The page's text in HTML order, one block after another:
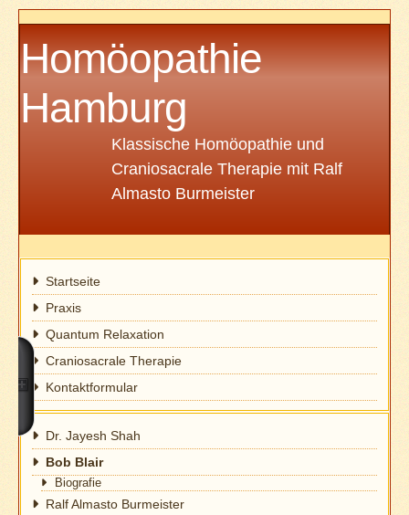
Homöopathie
Hamburg
Klassische Homöopathie und
Craniosacrale Therapie mit Ralf
Almasto Burmeister
Startseite
Praxis
Quantum Relaxation
Craniosacrale Therapie
Kontaktformular
Dr. Jayesh Shah
Bob Blair
Biografie
Ralf Almasto Burmeister